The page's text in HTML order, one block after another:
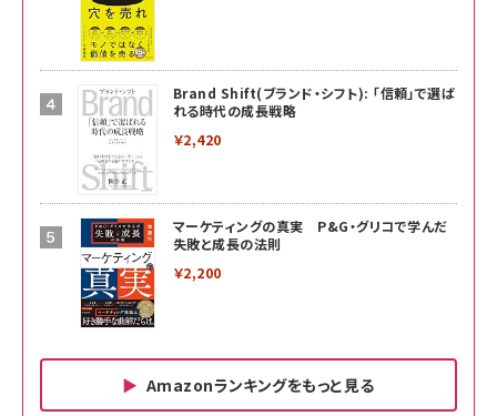
Brand Shift(ブランド・シフト): 「信頼」で選ば
れる時代の成長戦略
￥2,420
マーケティングの真実 P&G・グリコで学んだ
失敗と成長の法則
￥2,200
Amazonランキングをもっと見る